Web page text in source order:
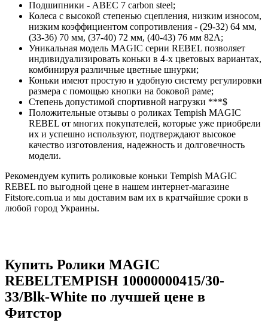
Подшипники - ABEC 7 carbon steel;
Колеса с высокой степенью сцепления, низким износом,
низким коэффициентом сопротивления - (29-32) 64 мм,
(33-36) 70 мм, (37-40) 72 мм, (40-43) 76 мм 82A;
Уникальная модель MAGIC серии REBEL позволяет
индивидуализировать коньки в 4-х цветовых вариантах,
комбинируя различные цветные шнурки;
Коньки имеют простую и удобную систему регулировки
размера с помощью кнопки на боковой раме;
Степень допустимой спортивной нагрузки ***$
Положительные отзывы о роликах Tempish MAGIC
REBEL от многих покупателей, которые уже приобрели
их и успешно используют, подтверждают высокое
качество изготовления, надежность и долговечность
модели.
Рекомендуем купить роликовые коньки Tempish MAGIC
REBEL по выгодной цене в нашем интернет-магазине
Fitstore.com.ua и мы доставим вам их в кратчайшие сроки в
любой город Украины.
Купить Ролики MAGIC
REBELTEMPISH 10000000415/30-
33/Blk-White по лучшей цене в
Фитстор